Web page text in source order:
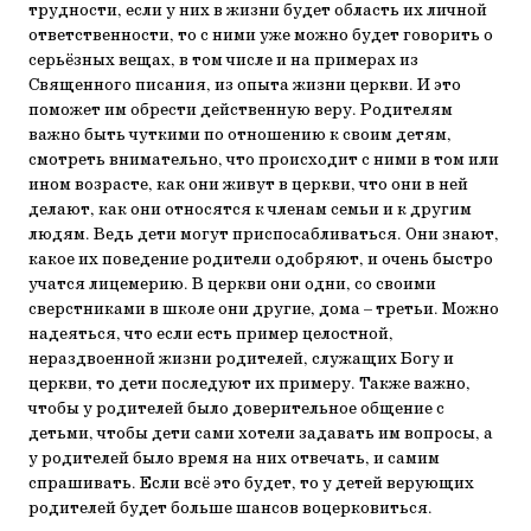
трудности, если у них в жизни будет область их личной
ответственности, то с ними уже можно будет говорить о
серьёзных вещах, в том числе и на примерах из
Священного писания, из опыта жизни церкви. И это
поможет им обрести действенную веру. Родителям
важно быть чуткими по отношению к своим детям,
смотреть внимательно, что происходит с ними в том или
ином возрасте, как они живут в церкви, что они в ней
делают, как они относятся к членам семьи и к другим
людям. Ведь дети могут приспосабливаться. Они знают,
какое их поведение родители одобряют, и очень быстро
учатся лицемерию. В церкви они одни, со своими
сверстниками в школе они другие, дома – третьи. Можно
надеяться, что если есть пример целостной,
нераздвоенной жизни родителей, служащих Богу и
церкви, то дети последуют их примеру. Также важно,
чтобы у родителей было доверительное общение с
детьми, чтобы дети сами хотели задавать им вопросы, а
у родителей было время на них отвечать, и самим
спрашивать. Если всё это будет, то у детей верующих
родителей будет больше шансов воцерковиться.